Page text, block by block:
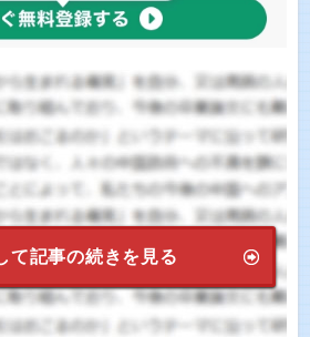
て記事の続きを見る